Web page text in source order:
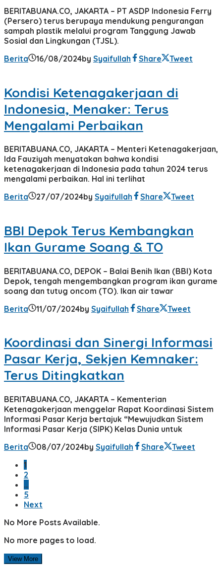
BERITABUANA.CO, JAKARTA – PT ASDP Indonesia Ferry
(Persero) terus berupaya mendukung pengurangan
sampah plastik melalui program Tanggung Jawab
Sosial dan Lingkungan (TJSL).
Berita
16/08/2024by Syaifullah Share Tweet
Kondisi Ketenagakerjaan di
Indonesia, Menaker: Terus
Mengalami Perbaikan
BERITABUANA.CO, JAKARTA – Menteri Ketenagakerjaan,
Ida Fauziyah menyatakan bahwa kondisi
ketenagakerjaan di Indonesia pada tahun 2024 terus
mengalami perbaikan. Hal ini terlihat
Berita
27/07/2024by Syaifullah Share Tweet
BBI Depok Terus Kembangkan
Ikan Gurame Soang & TO
BERITABUANA.CO, DEPOK – Balai Benih Ikan (BBI) Kota
Depok, tengah mengembangkan program ikan gurame
soang dan tutug oncom (TO). Ikan air tawar
Berita
11/07/2024by Syaifullah Share Tweet
Koordinasi dan Sinergi Informasi
Pasar Kerja, Sekjen Kemnaker:
Terus Ditingkatkan
BERITABUANA.CO, JAKARTA – Kementerian
Ketenagakerjaan menggelar Rapat Koordinasi Sistem
Informasi Pasar Kerja bertajuk “Mewujudkan Sistem
Informasi Pasar Kerja (SIPK) Kelas Dunia untuk
Berita
08/07/2024by Syaifullah Share
Tweet
1
2
…
5
Next
No More Posts Available.
No more pages to load.
View More